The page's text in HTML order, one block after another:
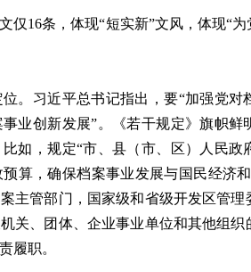
16条，体现“短实新”文风，体现“为
习近平总书记指出，要“加强党对
业创新发展”。《若干规定》旗帜鲜
如，规定“市、县（市、区）人民政
算，确保档案事业发展与国民经济
主管部门，国家级和省级开发区管
关、团体、企业事业单位和其他组
履职。